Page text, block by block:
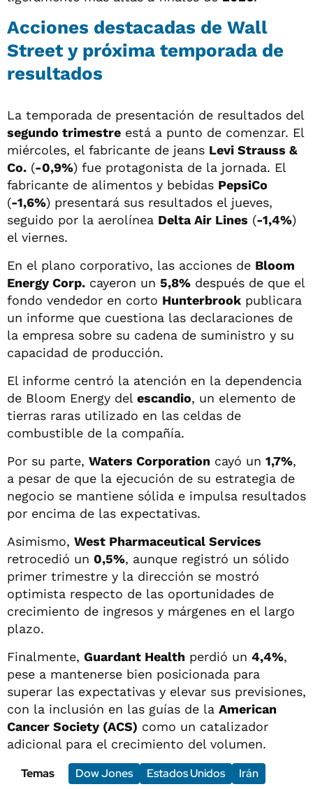
Acciones destacadas de Wall
Street y próxima temporada de
resultados
La temporada de presentación de resultados del
segundo trimestre está a punto de comenzar. El
miércoles, el fabricante de jeans Levi Strauss &
Co. (-0,9%) fue protagonista de la jornada. El
fabricante de alimentos y bebidas PepsiCo
(-1,6%) presentará sus resultados el jueves,
seguido por la aerolínea Delta Air Lines (-1,4%)
el viernes.
En el plano corporativo, las acciones de Bloom
Energy Corp. cayeron un 5,8% después de que el
fondo vendedor en corto Hunterbrook publicara
un informe que cuestiona las declaraciones de
la empresa sobre su cadena de suministro y su
capacidad de producción.
El informe centró la atención en la dependencia
de Bloom Energy del escandio, un elemento de
tierras raras utilizado en las celdas de
combustible de la compañía.
Por su parte, Waters Corporation cayó un 1,7%,
a pesar de que la ejecución de su estrategia de
negocio se mantiene sólida e impulsa resultados
por encima de las expectativas.
Asimismo, West Pharmaceutical Services
retrocedió un 0,5%, aunque registró un sólido
primer trimestre y la dirección se mostró
optimista respecto de las oportunidades de
crecimiento de ingresos y márgenes en el largo
plazo.
Finalmente, Guardant Health perdió un 4,4%,
pese a mantenerse bien posicionada para
superar las expectativas y elevar sus previsiones,
con la inclusión en las guías de la American
Cancer Society (ACS) como un catalizador
adicional para el crecimiento del volumen.
Temas
Dow Jones Estados Unidos Irán